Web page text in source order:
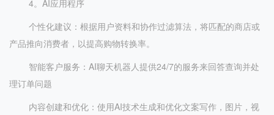
4。AI应用程序
个性化建议：根据用户资料和协作过滤算法，将匹配的商店或
产品推向消费者，以提高购物转换率。
智能客户服务：AI聊天机器人提供24/7的服务来回答查询并处
理订单问题
内容创建和优化：使用AI技术生成和优化文案写作，图片，视